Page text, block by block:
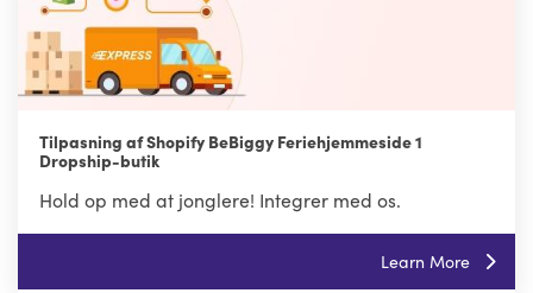
Tilpasning af Shopify BeBiggy Feriehjemmeside 1
Dropship-butik
Hold op med at jonglere! Integrer med os.
Learn More